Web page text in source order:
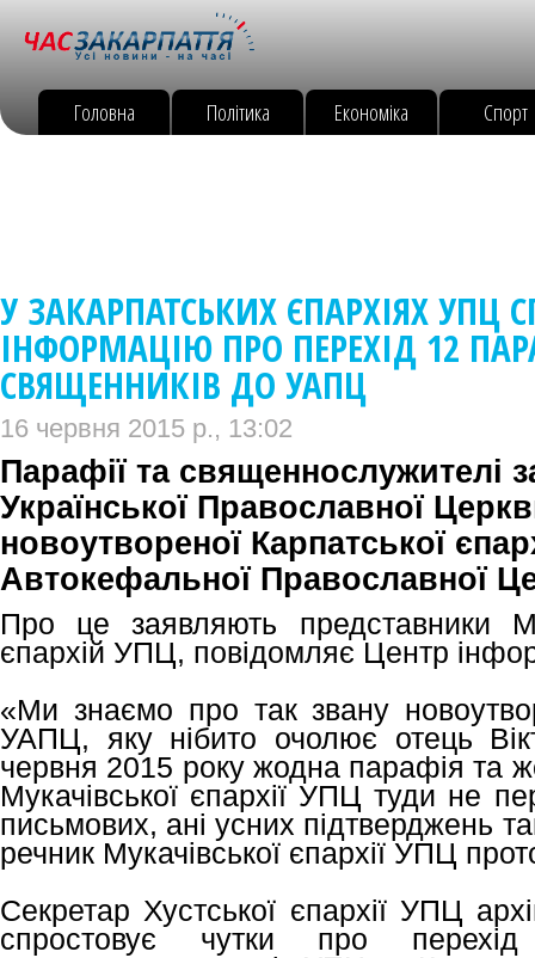
Головна Політика Економіка Спорт
У ЗАКАРПАТСЬКИХ ЄПАРХІЯХ УПЦ
ІНФОРМАЦІЮ ПРО ПЕРЕХІД 12
СВЯЩЕННИКІВ ДО УАПЦ
16 червня 2015 р., 13:02
Парафії та священнослужителі
Української Православної
новоутвореної Карпатської
Автокефальної Православної
Про це заявляють представники
єпархій УПЦ, повідомляє Центр
«Ми знаємо про так звану
УАПЦ, яку нібито очолює отець
червня 2015 року жодна парафія та
Мукачівської єпархії УПЦ туди не
письмових, ані усних підтверджень
речник Мукачівської єпархії УПЦ
Секретар Хустської єпархії УПЦ
спростовує чутки про